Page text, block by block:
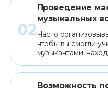
Проведение
музыкальных
Часто
чтобы вы смогли
музыкантами,
Возможность